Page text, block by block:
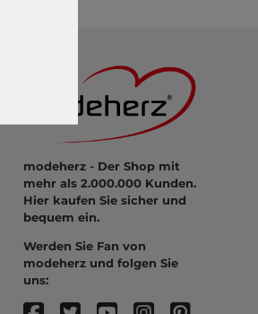
modeherz - Der Shop mit
mehr als 2.000.000 Kunden.
Hier kaufen Sie sicher und
bequem ein.
Werden Sie Fan von
modeherz und folgen Sie
uns: